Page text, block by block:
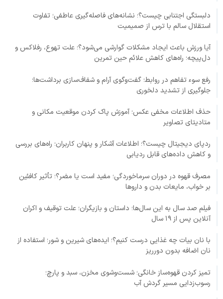
دلبستگی اجتنابی چیست؟؛ نشانه‌های فاصله‌گیری عاطفی؛ تفاوت
استقلال سالم با ترس از صمیمیت
آیا ورزش باعث ایجاد مشکلات گوارشی می‌شود؟؛ علت تهوع، رفلاکس و
دل‌پیچه؛ راه‌های کاهش علائم حین تمرین
رفع سوء تفاهم در روابط؛ گفت‌وگوی آرام و شفاف‌سازی برداشت‌ها؛
جلوگیری از تشدید دلخوری
حذف اطلاعات مخفی عکس؛ آموزش پاک کردن موقعیت مکانی و
متادیتای تصاویر
ردپای دیجیتال چیست؟؛ اطلاعات آشکار و پنهان کاربران؛ راه‌های بررسی
و کاهش داده‌های قابل ردیابی
مصرف قهوه در دوران سرماخوردگی؛ مفید است یا مضر؟؛ تأثیر کافئین
بر خواب، مایعات بدن و داروها
فیلم صد سال به این سال‌ها؛ داستان و بازیگران؛ علت توقیف و اکران
آنلاین پس از ۱۹ سال
با نان بیات چه غذایی درست کنیم؟؛ ایده‌های شیرین و شور؛ استفاده از
نان اضافه بدون دورریز
تمیز کردن قهوه‌ساز خانگی؛ شست‌وشوی مخزن، سبد و پارچ؛
رسوب‌زدایی مسیر گردش آب